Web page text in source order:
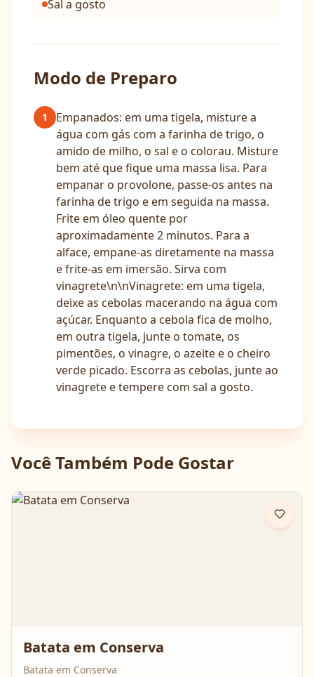
Sal a gosto
Modo de Preparo
1
Empanados: em uma tigela, misture a
água com gás com a farinha de trigo, o
amido de milho, o sal e o colorau. Misture
bem até que fique uma massa lisa. Para
empanar o provolone, passe-os antes na
farinha de trigo e em seguida na massa.
Frite em óleo quente por
aproximadamente 2 minutos. Para a
alface, empane-as diretamente na massa
e frite-as em imersão. Sirva com
vinagrete\n\nVinagrete: em uma tigela,
deixe as cebolas macerando na água com
açúcar. Enquanto a cebola fica de molho,
em outra tigela, junte o tomate, os
pimentões, o vinagre, o azeite e o cheiro
verde picado. Escorra as cebolas, junte ao
vinagrete e tempere com sal a gosto.
Você Também Pode Gostar
Batata em Conserva
Batata em Conserva